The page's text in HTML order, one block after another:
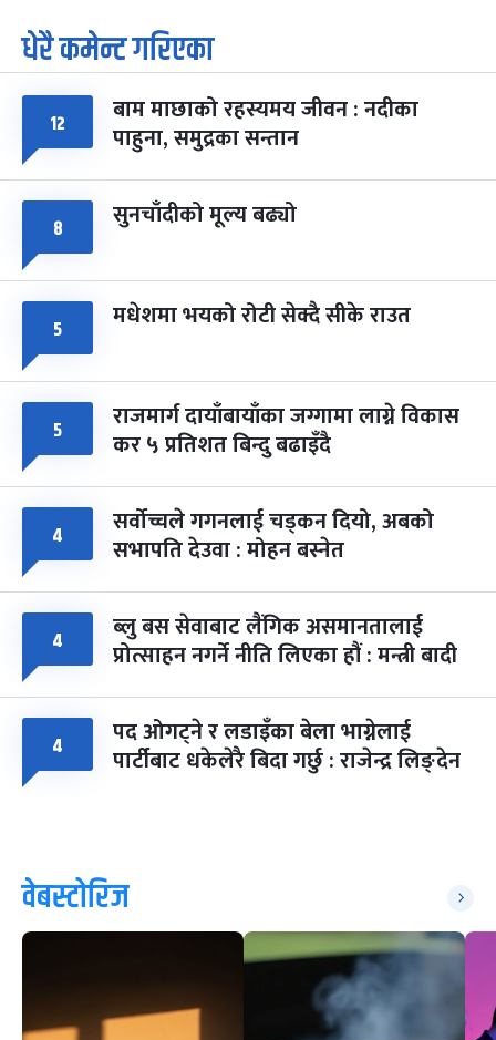
७
आइत
पूर्णिमा व्रत
चैत्र ७, २०८३-Mar 21, 2027
८ फागुपूर्णिमा
चैत्र ८, २०८३-Mar 22, 2027
७ महिना बाँकी
धेरै कमेन्ट गरिएका
१२ बाम माछाको रहस्यमय जीवन : नदीका
पाहुना, समुद्रका सन्तान
८ सुनचाँदीको मूल्य बढ्यो
५ मधेशमा भयको रोटी सेक्दै सीके राउत
५ राजमार्ग दायाँबायाँका जग्गामा लाग्ने विकास
कर ५ प्रतिशत बिन्दु बढाइँदै
४ सर्वोच्चले गगनलाई चड्कन दियो, अबको
सभापति देउवा : मोहन बस्नेत
४ ब्लु बस सेवाबाट लैंगिक असमानतालाई
प्रोत्साहन नगर्ने नीति लिएका हौं : मन्त्री बादी
४ पद ओगट्ने र लडाइँका बेला भाग्नेलाई
पार्टीबाट धकेलेरै बिदा गर्छु : राजेन्द्र लिङ्देन
वेबस्टोरिज